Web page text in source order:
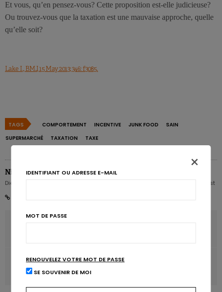
Et vous, qu’en pensez-vous? Cette proposition est-elle judicieuse?
Ou trouvez-vous que la taxation est une mauvaise approche, quelle
qu’elle soit?
Lake I., BMJ, 15 May 2013; 346: f3085.
TAGS COMPORTEMENT INCENTIVE JUNK FOOD
SAIN
SUPERMARCHÉ
TAXATION TAXE
Nicolas Rousseau
Diététicien nutritionniste Karott' - Partner, Digital Expert & Nutrition Strategist
ARTICLE PRÉCÉDENT
ARTICLE SUIVANT
La vitamine C ne soulage pas la goutte
×
IDENTIFIANT OU ADRESSE E-MAIL
MOT DE PASSE
RENOUVELEZ VOTRE MOT DE PASSE
SE SOUVENIR DE MOI